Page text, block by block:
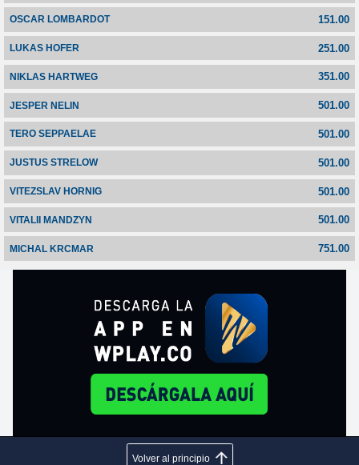
OSCAR LOMBARDOT 151.00
LUKAS HOFER 251.00
NIKLAS HARTWEG 351.00
JESPER NELIN 501.00
TERO SEPPAELAE 501.00
JUSTUS STRELOW 501.00
VITEZSLAV HORNIG 501.00
VITALII MANDZYN 501.00
MICHAL KRCMAR 751.00
Volver al principio